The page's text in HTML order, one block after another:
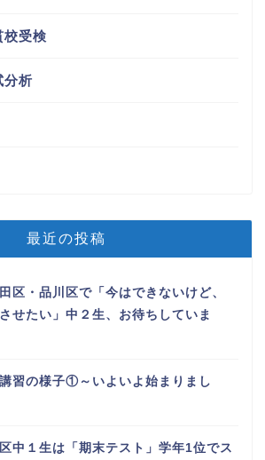
校受検
分析
最近の投稿
区・品川区で「今はできないけど、
せたい」中２生、お待ちしていま
習の様子①～いよいよ始まりまし
中１生は「期末テスト」学年1位でス